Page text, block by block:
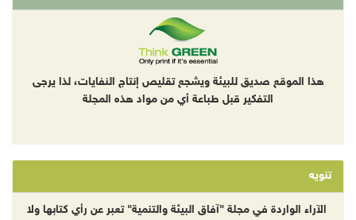
هذا الموقع صديق للبيئة ويشجع تقليص إنتاج النفايات، لذا يرجى
التفكير قبل طباعة أي من مواد هذه المجلة
تنويه
الآراء الواردة في مجلة "آفاق البيئة والتنمية" تعبر عن رأي كتابها ولا